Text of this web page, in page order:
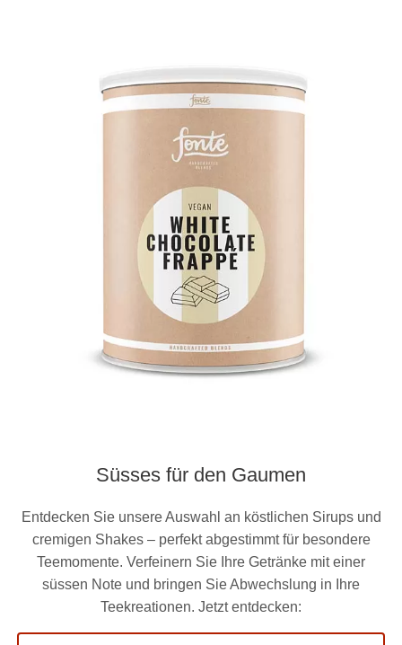
Süsses für den Gaumen
Entdecken Sie unsere Auswahl an köstlichen Sirups und
cremigen Shakes – perfekt abgestimmt für besondere
Teemomente. Verfeinern Sie Ihre Getränke mit einer
süssen Note und bringen Sie Abwechslung in Ihre
Teekreationen. Jetzt entdecken: